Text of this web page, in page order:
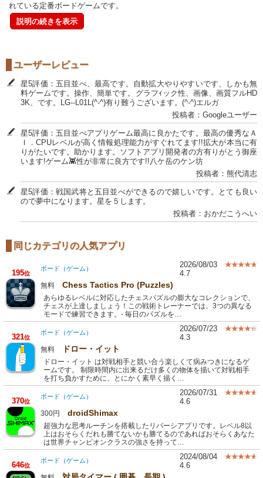
れている定番ボードゲームです。
説明の続きを表示
ユーザーレビュー
星5評価：五目並べ、最高です。自動拡大やりやすいです、しかも無
料ゲームです。操作、簡単です。グラフｨック性、画像、画質フルHD
3K、です。LG--L01L(^-^)有り難うございます。(^-^)エルガ
投稿者：Googleユーザー
星5評価：五目並べアプリゲーム最高に良かたです。最高の優秀なＡ
Ｉ．CPUレベルが高く情報処理能力がすぐれてます!!拡大が本当に有
りがたいです。助かります。ソフトアプリ開発者の方有りがとう御座
います!ゲーム👾性が非常に良方です!!八ケ岳のケン坊
投稿者：熊代清志
星5評価：戦国武将と五目並べができるので嬉しいです。とても良い
ので夢中になります。星を５します。
投稿者：おかだこうへい
同じカテゴリの人気アプリ
195位
ボード（ゲーム）
2026/08/03
4.7
無料 Chess Tactics Pro (Puzzles)
あらゆるレベルに対応したチェスパズルの膨大なコレクションで、
チェスが上達しましょう！この戦術トレーナーでは、3つの異なる
モードで練習できます。- 毎日のパズルを…
321位
ボード（ゲーム）
2026/07/23
4.3
無料 ドロー・イット
ドロー・イット は対戦相手と競い合う楽しくて病みつきになるゲ
ームです。 制限時間内に出来るだけ多くの物体を描いて対戦相手
を打ち負かすために、とにかく素早く描く…
370位
ボード（ゲーム）
2026/07/31
4.6
300円 droidShimax
超強力な思考ルーチンを搭載したリバーシアプリです。レベル8以
上はおそらくだれも勝てないかも勝てるのであればおそらくあなた
は世界チャンピオンクラスの強さを持って…
646位
ボード（ゲーム）
2024/08/04
4.6